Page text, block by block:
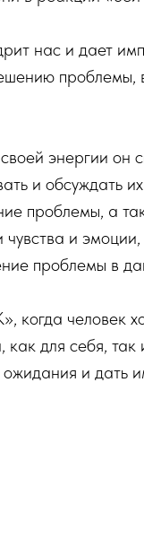
нас и дает
энергии он
и обсуждать
проблемы, а
и
проблемы в
когда человек
для себя,
и дать